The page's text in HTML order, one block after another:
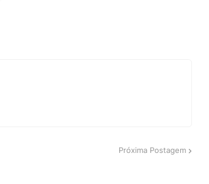
Próxima Postagem